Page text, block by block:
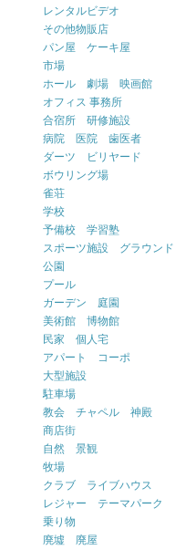
レンタルビデオ
その他物販店
パン屋 ケーキ屋
市場
ホール 劇場 映画館
オフィス 事務所
合宿所 研修施設
病院 医院 歯医者
ダーツ ビリヤード
ボウリング場
雀荘
学校
予備校 学習塾
スポーツ施設 グラウンド
公園
プール
ガーデン 庭園
美術館 博物館
民家 個人宅
アパート コーポ
大型施設
駐車場
教会 チャペル 神殿
商店街
自然 景観
牧場
クラブ ライブハウス
レジャー テーマパーク
乗り物
廃墟 廃屋